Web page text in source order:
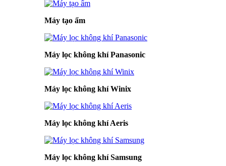
Máy tạo ẩm
Máy lọc không khí Panasonic
Máy lọc không khí Winix
Máy lọc không khí Aeris
Máy lọc không khí Samsung